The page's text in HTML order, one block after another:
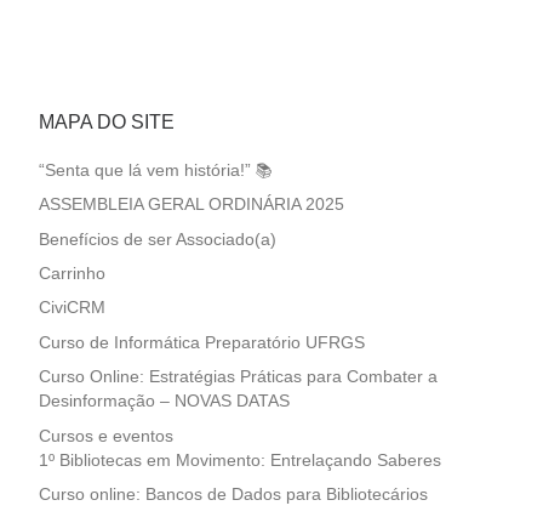
MAPA DO SITE
“Senta que lá vem história!” 📚
ASSEMBLEIA GERAL ORDINÁRIA 2025
Benefícios de ser Associado(a)
Carrinho
CiviCRM
Curso de Informática Preparatório UFRGS
Curso Online: Estratégias Práticas para Combater a
Desinformação – NOVAS DATAS
Cursos e eventos
1º Bibliotecas em Movimento: Entrelaçando Saberes
Curso online: Bancos de Dados para Bibliotecários